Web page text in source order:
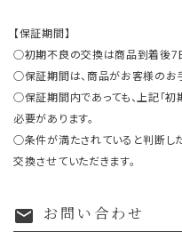
【保証期間】
○初期不良の交換は商品到着後7
○保証期間は、商品がお客様のお
○保証期間内であっても、上記「
必要があります。
○条件が満たされていると判断し
交換させていただきます。
mail お問い合わせ